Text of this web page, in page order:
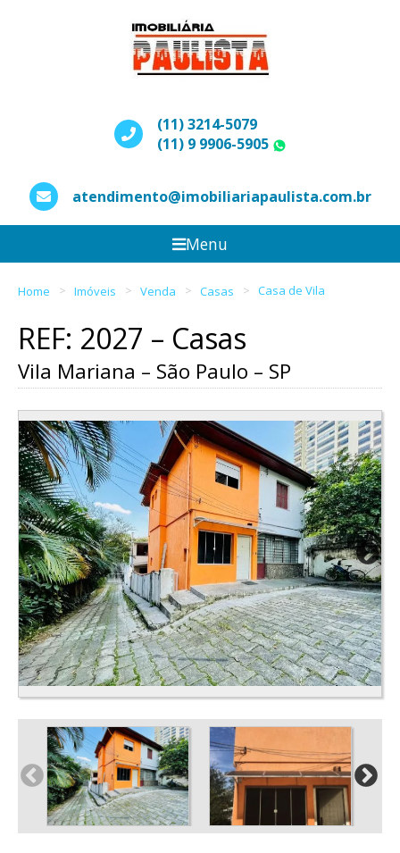
(11) 3214-5079
(11) 9 9906-5905
atendimento@imobiliariapaulista.com.br
Menu
Home Imóveis Venda Casas Casa de Vila
REF: 2027 – Casas
Vila Mariana – São Paulo – SP